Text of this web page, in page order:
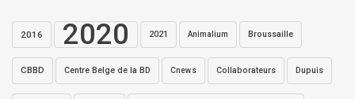
2016 2020 2021 Animalium Broussaille
CBBD Centre Belge de la BD Cnews Collaborateurs Dupuis